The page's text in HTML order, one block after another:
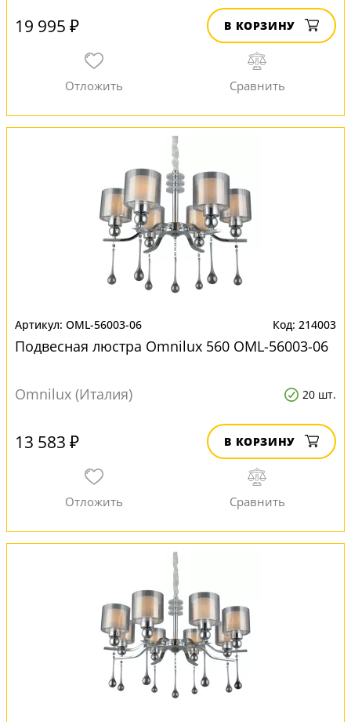
19 995 ₽ В КОРЗИНУ
OML-56003-06 214003
Подвесная люстра Omnilux 560 OML-56003-06
Omnilux (Италия) 20 шт.
13 583 ₽ В КОРЗИНУ